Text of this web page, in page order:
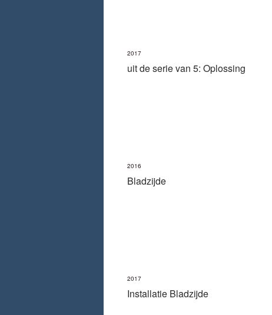
uit de serie van 5: Oplossing
2017
Bladzijde
2016
Installatie Bladzijde
2017